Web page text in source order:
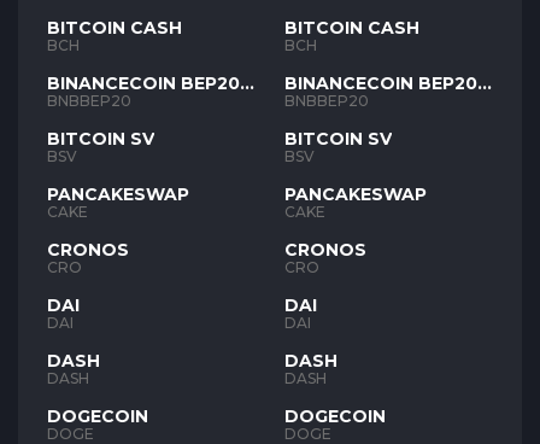
BITCOIN CASH
BCH
BINANCECOIN BEP20
BNB
BNBBEP20
BITCOIN SV
BSV
PANCAKESWAP
CAKE
CRONOS
CRO
DAI
DAI
DASH
DASH
DOGECOIN
DOGE
BITCOIN CASH
BCH
BINANCECOIN BEP20
BNB
BNBBEP20
BITCOIN SV
BSV
PANCAKESWAP
CAKE
CRONOS
CRO
DAI
DAI
DASH
DASH
DOGECOIN
DOGE